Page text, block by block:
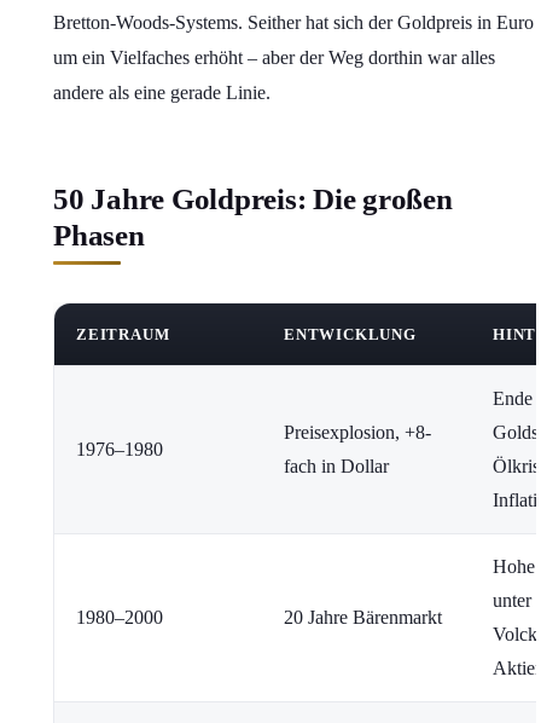
Bretton-Woods-Systems. Seither hat sich der Goldpreis in Euro
um ein Vielfaches erhöht – aber der Weg dorthin war alles
andere als eine gerade Linie.
50 Jahre Goldpreis: Die großen
Phasen
ZEITRAUM ENTWICKLUNG
1976–1980
Preisexplosion, +8-
fach in Dollar
Ende
1980–2000 20 Jahre Bärenmarkt
Hohe
unter